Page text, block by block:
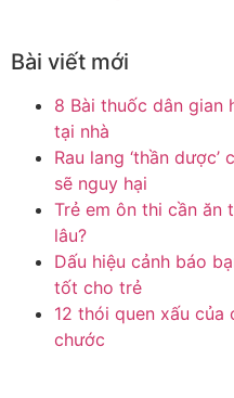
Bài viết mới
8 Bài thuốc dân
tại nhà
Rau lang ‘thần
sẽ nguy hại
Trẻ em ôn thi cần ăn
lâu?
Dấu hiệu cảnh báo
tốt cho trẻ
12 thói quen xấu của
chước